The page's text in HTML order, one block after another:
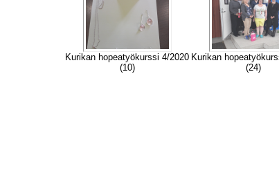
Kurikan hopeatyökurssi 4/2020
(10)
Kurikan
(24)